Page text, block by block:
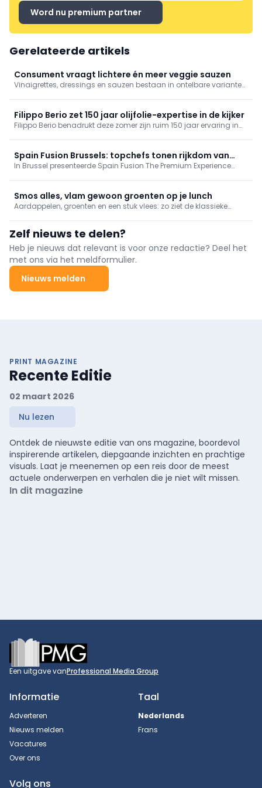
Word nu premium partner
Gerelateerde artikels
Consument vraagt lichtere én meer veggie sauzen
Vinaigrettes, dressings en sauzen bestaan in ontelbare varianten.
alternatieven vraagt. Laat u inspireren door tips en recepten van
de producenten!
Filippo Berio zet 150 jaar olijfolie-expertise in de kijker
Filippo Berio benadrukt deze zomer zijn ruim 150 jaar ervaring in
vakmanschap.
Spain Fusion Brussels: topchefs tonen rijkdom van
Spaanse gastronomie
In Brussel presenteerde Spain Fusion The Premium Experience
showcookings en wijn- en olijfolieproeverijen van topchefs en
experts, afgesloten met een exclusief VIP-diner.
Smos alles, vlam gewoon groenten op je lunch
Aardappelen, groenten en een stuk vlees: zo ziet de klassieke
groentecampagne wil VLAM de groenteconsumptie doorheen de
dag stimuleren.
Zelf nieuws te delen?
Heb je nieuws dat relevant is voor onze redactie? Deel het
met ons via het meldformulier.
Nieuws melden
PRINT MAGAZINE
Recente Editie
02 maart 2026
Nu lezen
Ontdek de nieuwste editie van ons magazine, boordevol
inspirerende artikelen, diepgaande inzichten en prachtige
visuals. Laat je meenemen op een reis door de meest
actuele onderwerpen en verhalen die je niet wilt missen.
In dit magazine
Footer
Een uitgave vanProfessional Media Group
Informatie
Adverteren
Nieuws melden
Vacatures
Over ons
Taal
Nederlands
Frans
Volg ons